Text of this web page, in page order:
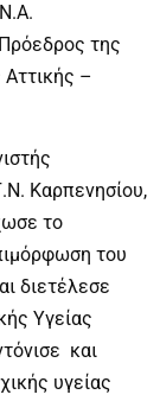
της
–
Καρπενησίου,
το
του
διετέλεσε
Υγείας
και
υγείας